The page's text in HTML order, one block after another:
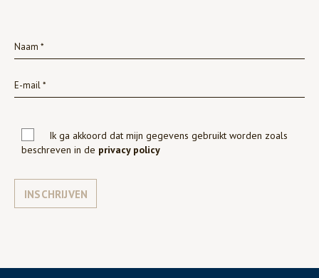
Ik ga akkoord dat mijn gegevens gebruikt worden zoals
beschreven in de privacy policy
INSCHRIJVEN